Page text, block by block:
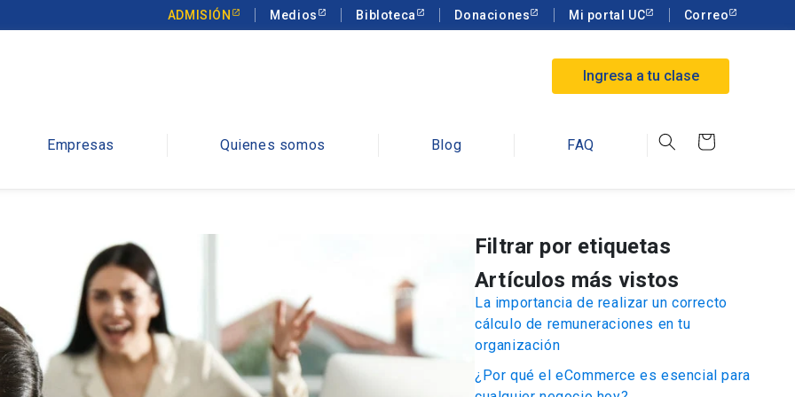
ADMISIÓN Medios Bibloteca Donaciones Mi portal UC Correo
Ingresa a tu clase
Empresas Quienes somos Blog FAQ Carrito
Filtrar por etiquetas
Artículos más vistos
La importancia de realizar un correcto
cálculo de remuneraciones en tu
organización
¿Por qué el eCommerce es esencial para